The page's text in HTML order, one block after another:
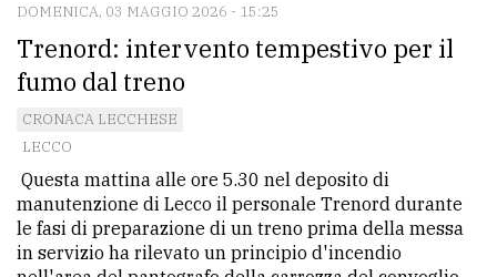
DOMENICA, 03 MAGGIO 2026 - 15:25
Trenord: intervento tempestivo per il
fumo dal treno
CRONACA LECCHESE
LECCO
Questa mattina alle ore 5.30 nel deposito di
manutenzione di Lecco il personale Trenord durante
le fasi di preparazione di un treno prima della messa
in servizio ha rilevato un principio d'incendio